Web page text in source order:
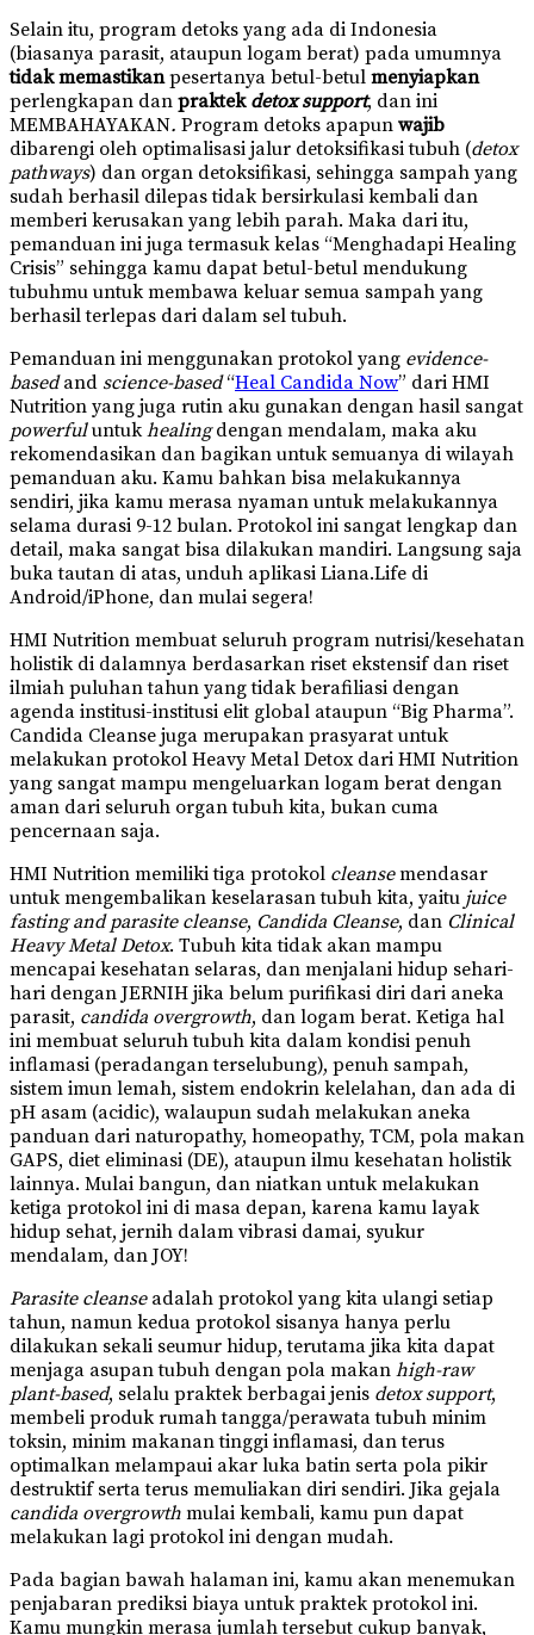
Selain itu, program detoks yang ada di Indonesia
(biasanya parasit, ataupun logam berat) pada umumnya
tidak memastikanpesertanya betul-betul menyiapkan
perlengkapan dan praktek detox support, dan ini
MEMBAHAYAKAN. Program detoks apapun wajib
dibarengi oleh optimalisasi jalur detoksifikasi tubuh (detox
pathways) dan organ detoksifikasi, sehingga sampah yang
sudah berhasil dilepas tidak bersirkulasi kembali dan
memberi kerusakan yang lebih parah. Maka dari itu,
pemanduan ini juga termasuk kelas “Menghadapi Healing
Crisis” sehingga kamu dapat betul-betul mendukung
tubuhmu untuk membawa keluar semua sampah yang
berhasil terlepas dari dalam sel tubuh.
Pemanduan ini menggunakan protokol yang evidence-
basedand science-based“Heal Candida Now” dari HMI
Nutrition yang juga rutin aku gunakan dengan hasil sangat
powerfuluntukhealingdengan mendalam, maka aku
rekomendasikan dan bagikan untuk semuanya di wilayah
pemanduan aku. Kamu bahkan bisa melakukannya
sendiri, jika kamu merasa nyaman untuk melakukannya
selama durasi 9-12 bulan. Protokol ini sangat lengkap dan
detail, maka sangat bisa dilakukan mandiri. Langsung saja
buka tautan di atas, unduh aplikasi Liana.Life di
Android/iPhone, dan mulai segera!
HMI Nutrition membuat seluruh program nutrisi/kesehatan
holistik di dalamnya berdasarkan riset ekstensif dan riset
ilmiah puluhan tahun yang tidak berafiliasi dengan
agenda institusi-institusi elit global ataupun “Big Pharma”.
Candida Cleanse juga merupakan prasyarat untuk
melakukan protokol Heavy Metal Detox dari HMI Nutrition
yang sangat mampu mengeluarkan logam berat dengan
aman dari seluruh organ tubuh kita, bukan cuma
pencernaan saja.
HMI Nutrition memiliki tiga protokol cleansemendasar
untuk mengembalikan keselarasan tubuh kita, yaitu juice
fasting and parasite cleanse, Candida Cleanse, dan Clinical
Heavy Metal Detox. Tubuh kita tidak akan mampu
mencapai kesehatan selaras, dan menjalani hidup sehari-
hari dengan JERNIH jika belum purifikasi diri dari aneka
parasit, candida overgrowth, dan logam berat. Ketiga hal
ini membuat seluruh tubuh kita dalam kondisi penuh
inflamasi (peradangan terselubung), penuh sampah,
sistem imun lemah, sistem endokrin kelelahan, dan ada di
pH asam (acidic), walaupun sudah melakukan aneka
panduan dari naturopathy, homeopathy, TCM, pola makan
GAPS, diet eliminasi (DE), ataupun ilmu kesehatan holistik
lainnya. Mulai bangun, dan niatkan untuk melakukan
ketiga protokol ini di masa depan, karena kamu layak
hidup sehat, jernih dalam vibrasi damai, syukur
mendalam, dan JOY!
Parasite cleanseadalah protokol yang kita ulangi setiap
tahun, namun kedua protokol sisanya hanya perlu
dilakukan sekali seumur hidup, terutama jika kita dapat
menjaga asupan tubuh dengan pola makan high-raw
plant-based, selalu praktek berbagai jenis detox support,
membeli produk rumah tangga/perawata tubuh minim
toksin, minim makanan tinggi inflamasi, dan terus
optimalkan melampaui akar luka batin serta pola pikir
destruktif serta terus memuliakan diri sendiri. Jika gejala
candida overgrowth mulai kembali, kamu pun dapat
melakukan lagi protokol ini dengan mudah.
Pada bagian bawah halaman ini, kamu akan menemukan
penjabaran prediksi biaya untuk praktek protokol ini.
Kamu mungkin merasa jumlah tersebut cukup banyak,